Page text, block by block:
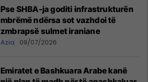
Pse SHBA-ja goditi infrastrukturën
mbrëmë ndërsa sot vazhdoi të
zmbrapsë sulmet iraniane
Azia 09/07/2026
Emiratet e Bashkuara Arabe kanë